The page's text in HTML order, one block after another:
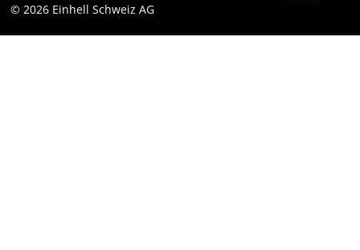
Impressum
© 2026 Einhell Schweiz AG